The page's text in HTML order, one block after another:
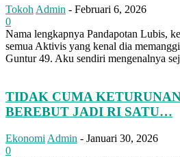
Tokoh Admin - Februari 6, 2026
0
Nama lengkapnya Pandapotan Lubis,
semua Aktivis yang kenal dia
Guntur 49. Aku sendiri mengenalnya
TIDAK CUMA
BEREBUT JADI RI SATU…
Ekonomi Admin - Januari 30, 2026
0